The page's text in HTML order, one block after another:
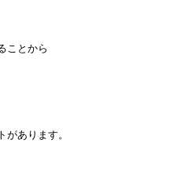
ことから
あります。